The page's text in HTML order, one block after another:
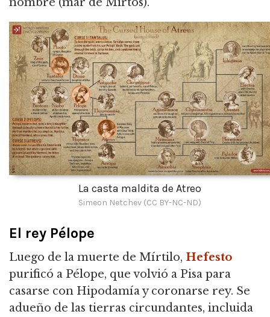
nombre (mar de Mirtos).
La casta maldita de Atreo
Simeon Netchev (CC BY-NC-ND)
El rey Pélope
Luego de la muerte de Mírtilo, Hefesto
purificó a Pélope, que volvió a Pisa para
casarse con Hipodamía y coronarse rey. Se
adueño de las tierras circundantes, incluida